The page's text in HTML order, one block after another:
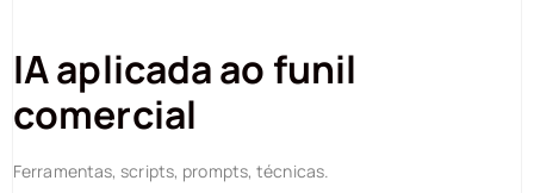
IA aplicada ao funil
comercial
Ferramentas, scripts, prompts, técnicas.